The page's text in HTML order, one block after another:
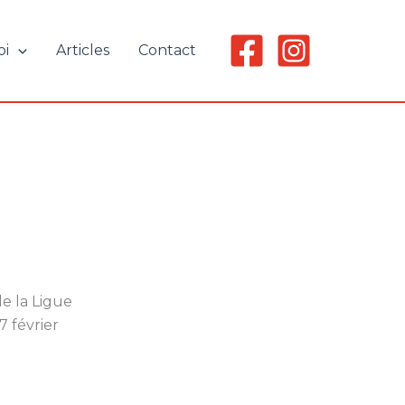
Articles Contact
la Ligue
février